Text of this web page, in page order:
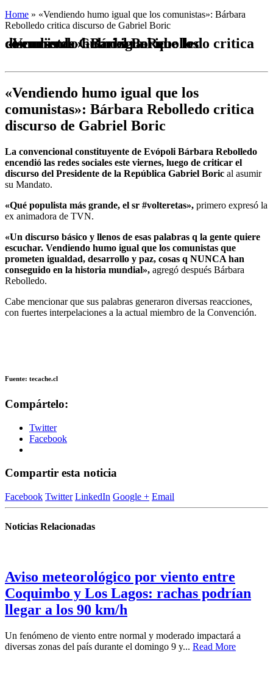
Home » «Vendiendo humo igual que los comunistas»: Bárbara
Rebolledo critica discurso de Gabriel Boric
«Vendiendo humo igual que los comunistas»: Bárbara Rebolledo critica discurso de Gabriel Boric
«Vendiendo humo igual que los
comunistas»: Bárbara Rebolledo critica
discurso de Gabriel Boric
La convencional constituyente de Evópoli Bárbara Rebolledo
encendió las redes sociales este viernes, luego de criticar el
discurso del Presidente de la República Gabriel Boric al asumir
su Mandato.
«Qué populista más grande, el sr #volteretas», primero expresó la
ex animadora de TVN.
«Un discurso básico y llenos de esas palabras q la gente quiere
escuchar. Vendiendo humo igual que los comunistas que
prometen igualdad, desarrollo y paz, cosas q NUNCA han
conseguido en la historia mundial», agregó después Bárbara
Rebolledo.
Cabe mencionar que sus palabras generaron diversas reacciones,
con fuertes interpelaciones a la actual miembro de la Convención.
Fuente: tecache.cl
Compártelo:
Twitter
Facebook
Compartir esta noticia
Facebook Twitter LinkedIn Google + Email
Noticias Relacionadas
Aviso meteorológico por viento entre
Coquimbo y Los Lagos: rachas podrían
llegar a los 90 km/h
Un fenómeno de viento entre normal y moderado impactará a
diversas zonas del país durante el domingo 9 y... Read More